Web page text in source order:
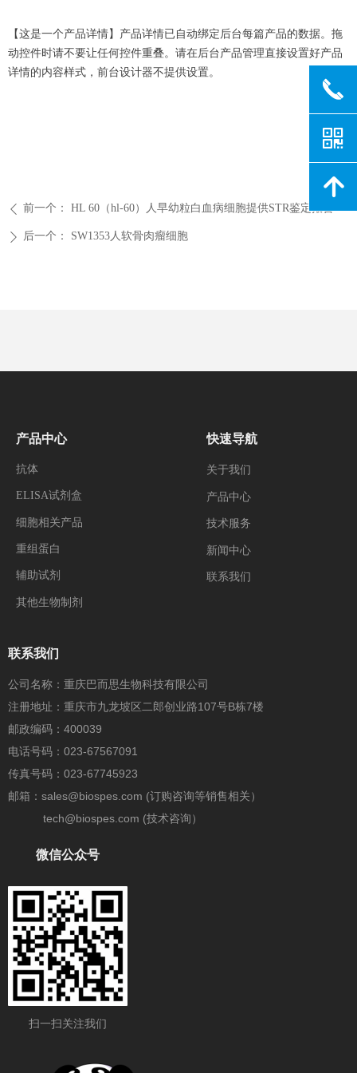
【这是一个产品详情】产品详情已自动绑定后台每篇产品的数据。拖
动控件时请不要让任何控件重叠。请在后台产品管理直接设置好产品
详情的内容样式，前台设计器不提供设置。
ꄴ 前一个： HL 60（hl-60）人早幼粒白血病细胞提供STR鉴定报告
ꄲ 后一个： SW1353人软骨肉瘤细胞
扫一扫关注我们
微信公众号
产品中心
抗体
ELISA试剂盒
细胞相关产品
重组蛋白
辅助试剂
其他生物制剂
快速导航
关于我们
产品中心
技术服务
新闻中心
联系我们
联系我们
公司名称：重庆巴而思生物科技有限公司
注册地址：重庆市九龙坡区二郎创业路107号B栋7楼
邮政编码：400039
电话号码：023-67567091
传真号码：023-67745923
邮箱：sales@biospes.com (订购咨询等销售相关）
tech@biospes.com (技术咨询）
끅
낃
녕